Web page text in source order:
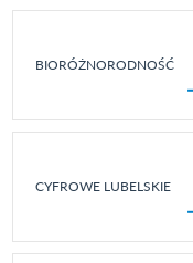
BIORÓŻNORODNOŚĆ
CYFROWE LUBELSKIE